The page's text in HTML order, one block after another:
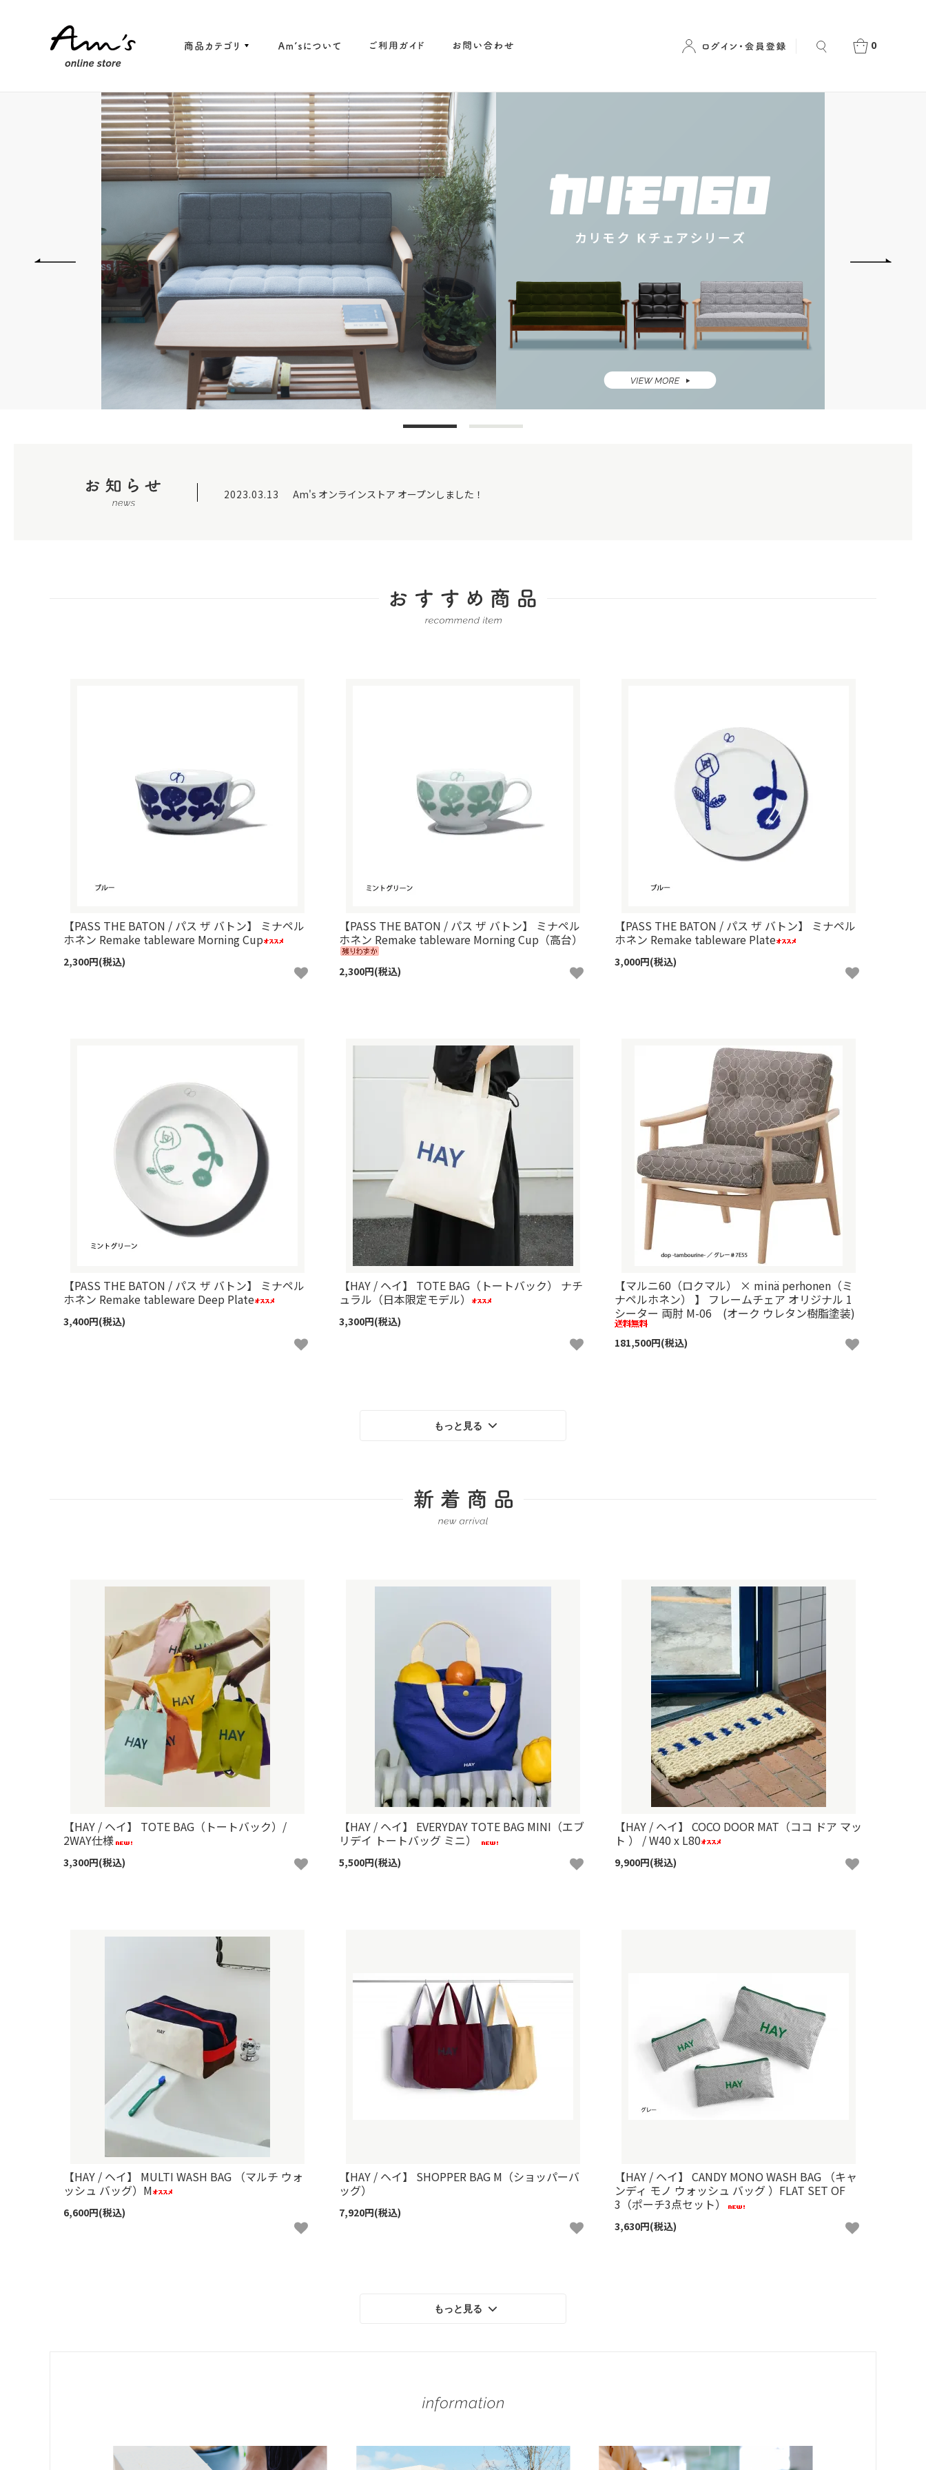
0
Am'sオリジナル SELECT PICK UP
2023.03.13 Am's オンラインストア オープンしました！
【PASS THE BATON / パス ザ バトン】 ミナペル
ホネン Remake tableware Morning Cup
2,300円(税込)
【PASS THE BATON / パス ザ バトン】 ミナペル
ホネン Remake tableware Morning Cup（高台）
2,300円(税込)
【PASS THE BATON / パス ザ バトン】 ミナペル
ホネン Remake tableware Plate
3,000円(税込)
【PASS THE BATON / パス ザ バトン】 ミナペル
ホネン Remake tableware Deep Plate
3,400円(税込)
【HAY / ヘイ】 TOTE BAG（トートバック） ナチ
ュラル（日本限定モデル）
3,300円(税込)
【マルニ60（ロクマル） × minä perhonen（ミ
ナペルホネン） 】 フレームチェア オリジナル 1
シーター 両肘 M-06 (オーク ウレタン樹脂塗装)
181,500円(税込)
もっと見る
【HAY / ヘイ】 TOTE BAG（トートバック）/
2WAY仕様
3,300円(税込)
【HAY / ヘイ】 EVERYDAY TOTE BAG MINI（エブ
リデイ トートバッグ ミニ）
5,500円(税込)
【HAY / ヘイ】 COCO DOOR MAT（ココ ドア マッ
ト ） / W40 x L80
9,900円(税込)
【HAY / ヘイ】 MULTI WASH BAG （マルチ ウォ
ッシュ バッグ）M
6,600円(税込)
【HAY / ヘイ】 SHOPPER BAG M（ショッパーバ
ッグ）
7,920円(税込)
【HAY / ヘイ】 CANDY MONO WASH BAG （キャ
ンディ モノ ウォッシュ バッグ ）FLAT SET OF
3（ポーチ3点セット）
3,630円(税込)
もっと見る